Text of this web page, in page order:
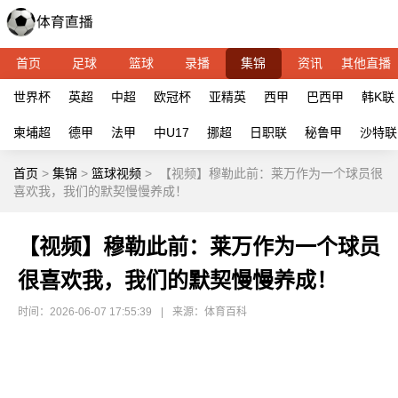
首页 足球 篮球 录播 集锦 资讯 其他直播
世界杯 英超 中超 欧冠杯 亚精英 西甲 巴西甲 韩K联
柬埔超 德甲 法甲 中U17 挪超 日职联 秘鲁甲 沙特联
首页 > 集锦 > 篮球视频 >
【视频】穆勒此前：莱万作为一个球员很
喜欢我，我们的默契慢慢养成！
【视频】穆勒此前：莱万作为一个球员
很喜欢我，我们的默契慢慢养成！
时间：2026-06-07 17:55:39 来源：体育百科